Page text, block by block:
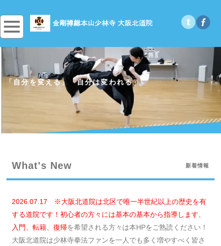
「自分を変える」「自分は変われる」
What's New 新着情報
2026.07.17
※大阪北道院は北区で唯一半世紀以上の歴史を有
する道院です！ 初心者の方々には基本の基本から指導します、
入門、転籍、復帰を希望される方々は本HPをご熟読ください！
大阪北道院は少林寺拳法ファンを一人でも多く増やすべく皆さ